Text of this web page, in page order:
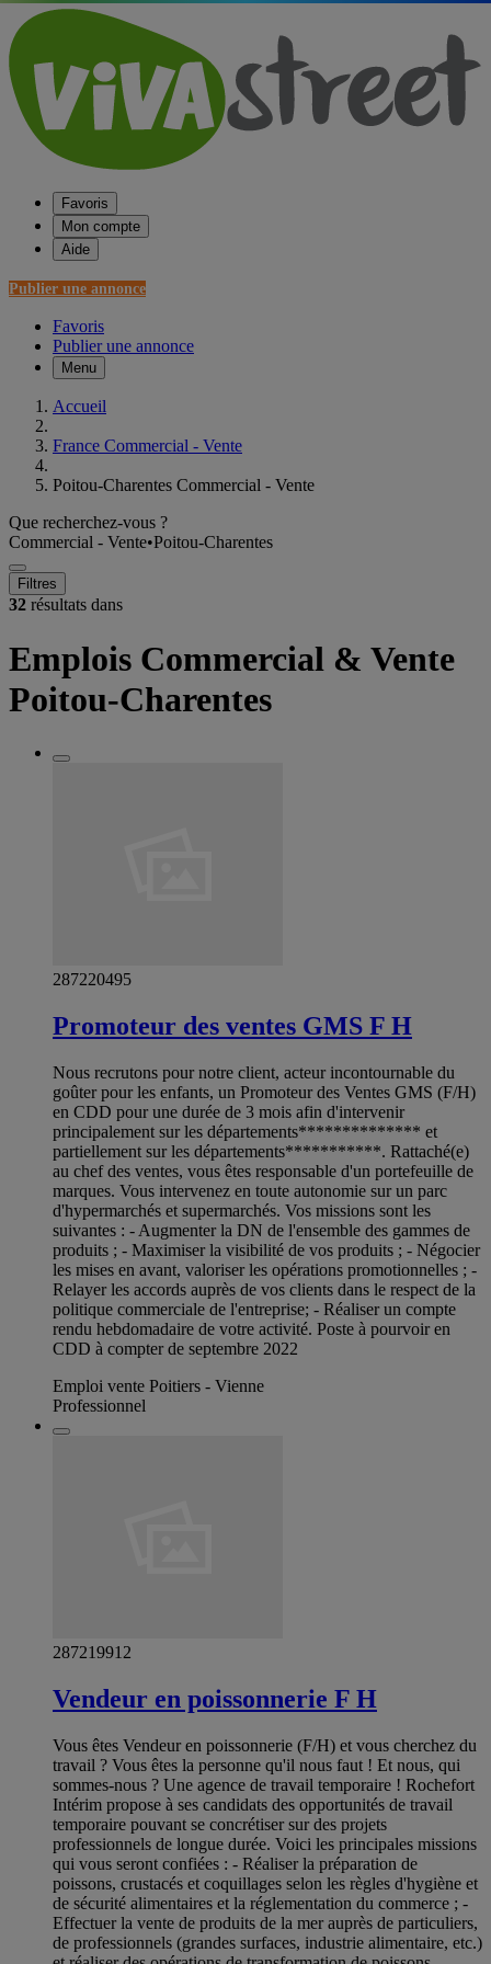
Favoris
Mon compte
Aide
Publier une annonce
Favoris
Publier une annonce
Menu
Accueil
France Commercial - Vente
Poitou-Charentes Commercial - Vente
Que recherchez-vous ?
Commercial - Vente•Poitou-Charentes
Filtres
32 résultats dans
Emplois Commercial & Vente
Poitou-Charentes
287220495
Promoteur des ventes GMS F H
Nous recrutons pour notre client, acteur incontournable du
goûter pour les enfants, un Promoteur des Ventes GMS (F/H)
en CDD pour une durée de 3 mois afin d'intervenir
principalement sur les départements************** et
partiellement sur les départements***********. Rattaché(e)
au chef des ventes, vous êtes responsable d'un portefeuille de
marques. Vous intervenez en toute autonomie sur un parc
d'hypermarchés et supermarchés. Vos missions sont les
suivantes : - Augmenter la DN de l'ensemble des gammes de
produits ; - Maximiser la visibilité de vos produits ; - Négocier
les mises en avant, valoriser les opérations promotionnelles ; -
Relayer les accords auprès de vos clients dans le respect de la
politique commerciale de l'entreprise; - Réaliser un compte
rendu hebdomadaire de votre activité. Poste à pourvoir en
CDD à compter de septembre 2022
Emploi vente Poitiers - Vienne
Professionnel
287219912
Vendeur en poissonnerie F H
Vous êtes Vendeur en poissonnerie (F/H) et vous cherchez du
travail ? Vous êtes la personne qu'il nous faut ! Et nous, qui
sommes-nous ? Une agence de travail temporaire ! Rochefort
Intérim propose à ses candidats des opportunités de travail
temporaire pouvant se concrétiser sur des projets
professionnels de longue durée. Voici les principales missions
qui vous seront confiées : - Réaliser la préparation de
poissons, crustacés et coquillages selon les règles d'hygiène et
de sécurité alimentaires et la réglementation du commerce ; -
Effectuer la vente de produits de la mer auprès de particuliers,
de professionnels (grandes surfaces, industrie alimentaire, etc.)